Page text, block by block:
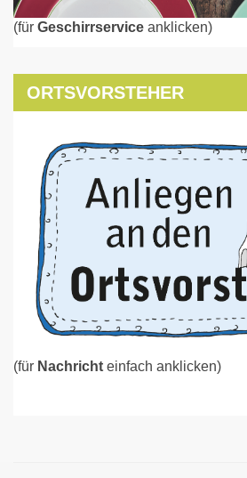
(für Geschirrservice anklicken)
ORTSVORSTEHER
(für Nachricht einfach anklicken)